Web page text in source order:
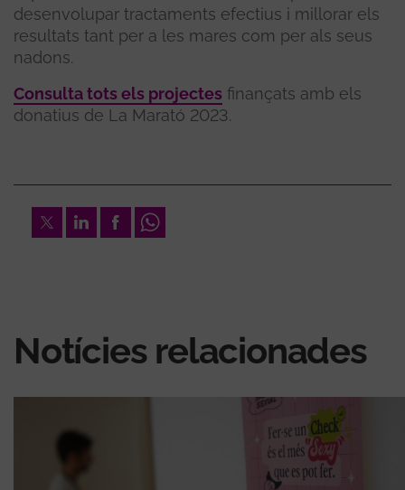
desenvolupar tractaments efectius i millorar els
resultats tant per a les mares com per als seus
nadons.
Consulta tots els projectes finançats amb els
donatius de La Marató 2023.
TwitterLinkedInFacebookWhatsapp
Notícies relacionades